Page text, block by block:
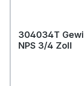
304034T
NPS 3/4 Zoll